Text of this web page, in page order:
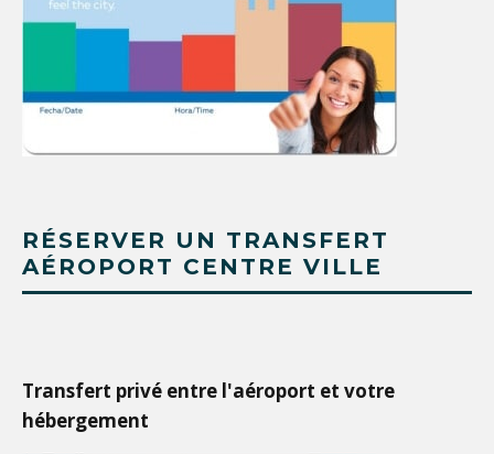
RÉSERVER UN TRANSFERT
AÉROPORT CENTRE VILLE
Transfert privé entre l'aéroport et votre
hébergement